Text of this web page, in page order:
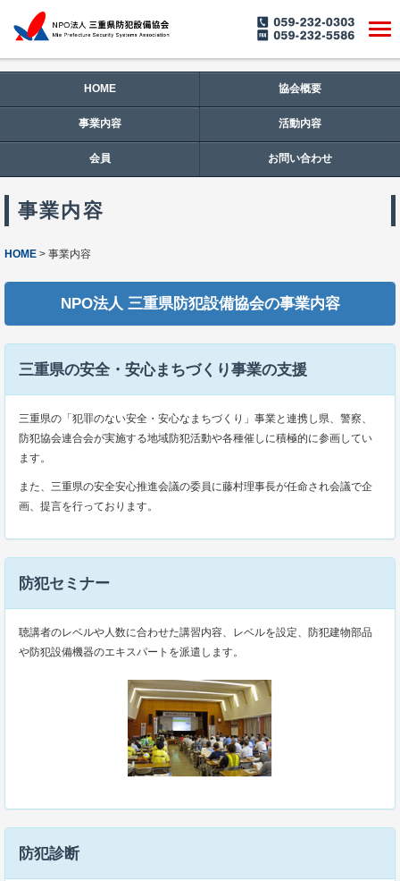
HOME 協会概要
事業内容 活動内容
会員 お問い合わせ
事業内容
HOME 事業内容
NPO法人 三重県防犯設備協会の事業内容
三重県の安全・安心まちづくり事業の支援
三重県の「犯罪のない安全・安心なまちづくり」事業と連携し県、警察、
防犯協会連合会が実施する地域防犯活動や各種催しに積極的に参画してい
ます。
また、三重県の安全安心推進会議の委員に藤村理事長が任命され会議で企
画、提言を行っております。
防犯セミナー
聴講者のレベルや人数に合わせた講習内容、レベルを設定、防犯建物部品
や防犯設備機器のエキスパートを派遣します。
防犯診断